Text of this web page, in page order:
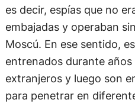
es decir, espías que no
embajadas y operaban
Moscú. En ese sentido,
entrenados durante
extranjeros y luego son
para penetrar en